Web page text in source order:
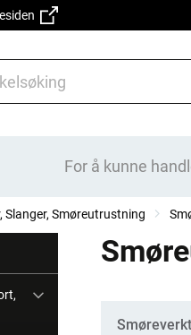
For å kunne
Smøreutrustning
Kategorier